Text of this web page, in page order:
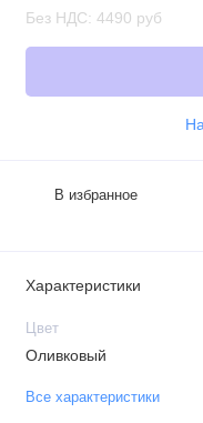
Без НДС: 4490 руб
В избранное
Характеристики
Цвет
Оливковый
Все характеристики